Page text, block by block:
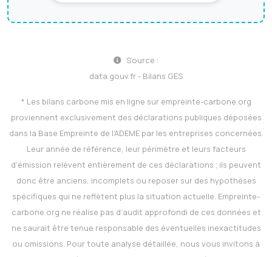
Source :
data.gouv.fr - Bilans GES
* Les bilans carbone mis en ligne sur empreinte-carbone.org
proviennent exclusivement des déclarations publiques déposées
dans la Base Empreinte de l’ADEME par les entreprises concernées.
Leur année de référence, leur périmètre et leurs facteurs
d’émission relèvent entièrement de ces déclarations ; ils peuvent
donc être anciens, incomplets ou reposer sur des hypothèses
spécifiques qui ne reflètent plus la situation actuelle. Empreinte-
carbone.org ne réalise pas d’audit approfondi de ces données et
ne saurait être tenue responsable des éventuelles inexactitudes
ou omissions. Pour toute analyse détaillée, nous vous invitons à